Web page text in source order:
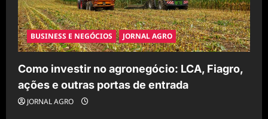
BUSINESS E NEGÓCIOS JORNAL AGRO
Como investir no agronegócio: LCA, Fiagro,
ações e outras portas de entrada
JORNAL AGRO